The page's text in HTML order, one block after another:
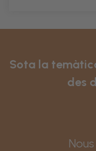
Sota la
des